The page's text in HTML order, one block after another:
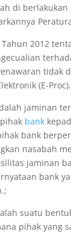
di berlakukan
Tahun 2012
tidak
(E-
jaminan
bank
bank
nasabah
jaminan
bank
suatu
pihak yang